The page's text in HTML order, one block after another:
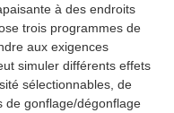
à des endroits
trois programmes de
aux exigences
simuler différents effets
sélectionnables, de
de gonflage/dégonflage